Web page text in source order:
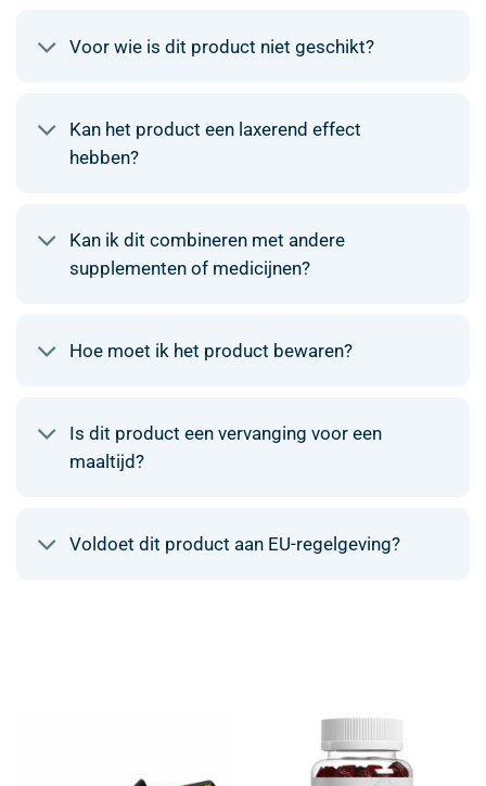
Voor wie is dit product niet geschikt?
Kan het product een laxerend effect
hebben?
Kan ik dit combineren met andere
supplementen of medicijnen?
Hoe moet ik het product bewaren?
Is dit product een vervanging voor een
maaltijd?
Voldoet dit product aan EU-regelgeving?